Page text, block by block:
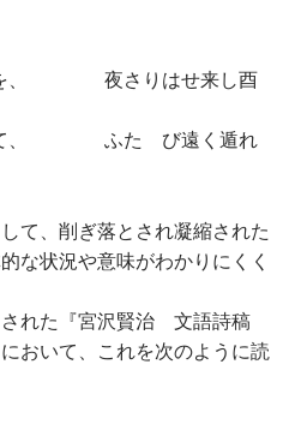
を、 夜さりはせ来し酉
て、 ふたゝび遠く遁れ
て、削ぎ落とされ凝縮された
な状況や意味がわかりにくく
れた『宮沢賢治 文語詩稿
おいて、これを次のように読